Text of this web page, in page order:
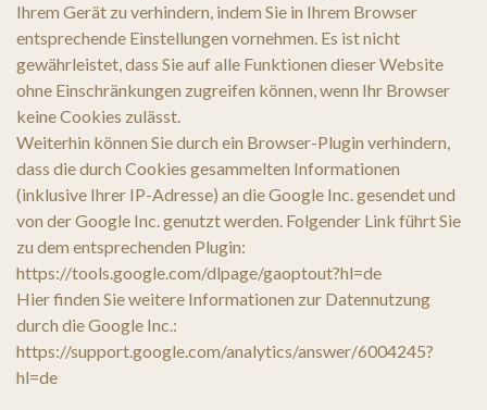
Ihrem Gerät zu verhindern, indem Sie in Ihrem Browser
entsprechende Einstellungen vornehmen. Es ist nicht
gewährleistet, dass Sie auf alle Funktionen dieser Website
ohne Einschränkungen zugreifen können, wenn Ihr Browser
keine Cookies zulässt.
Weiterhin können Sie durch ein Browser-Plugin verhindern,
dass die durch Cookies gesammelten Informationen
(inklusive Ihrer IP-Adresse) an die Google Inc. gesendet und
von der Google Inc. genutzt werden. Folgender Link führt Sie
zu dem entsprechenden Plugin:
https://tools.google.com/dlpage/gaoptout?hl=de
Hier finden Sie weitere Informationen zur Datennutzung
durch die Google Inc.:
https://support.google.com/analytics/answer/6004245?
hl=de